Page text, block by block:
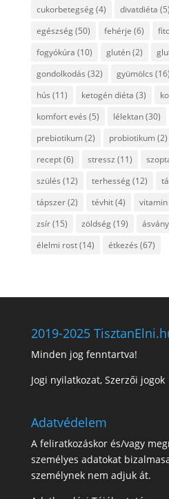
cukorbetegség(4) divatdiéta (5)
egészség(50) fehérje (6)
fogyókúra (10) glutén(2)
gondolkodás (32) gyümölcs (16)
hús (11) ketogén diéta (3)
komfort evés (5) lélektan(30)
prebiotikum(2) probiotikum(2)
recept(6) stressz (11)
szülés (12) terhesség(12)
tápszer(2) tévhit(4) vitamin
zsír(15) zöldség(19)
élelmi rost(14) étkezés (67)
2019-2025
Minden jog fenntartva!
Jogi nyilatkozat, Szerzői jogok
Adatvédelem
A feliratkozáskor és/vagy
személyes adatokat
személynek nem adjuk át.